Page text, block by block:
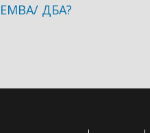
ЕМВА/ ДБА?